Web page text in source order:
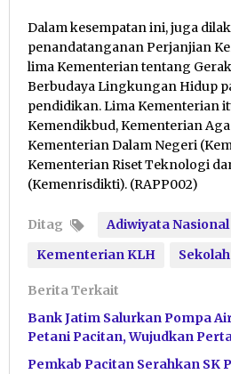
Dalam kesempatan ini, juga
penandatanganan Perjanjian
lima Kementerian tentang
Berbudaya Lingkungan Hidup
pendidikan. Lima Kementerian
Kemendikbud, Kementerian
Kementerian Dalam Negeri
Kementerian Riset Teknologi
(Kemenrisdikti). (RAPP002)
Ditag
Adiwiyata Nasional
Kementerian KLH
Berita Terkait
Bank Jatim Salurkan Pompa
Petani Pacitan, Wujudkan
Pemkab Pacitan Serahkan SK